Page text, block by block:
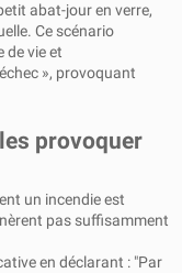
abat-jour en verre,
Ce scénario
de vie et
», provoquant
provoquer
un incendie est
pas suffisamment
en déclarant : "Par